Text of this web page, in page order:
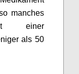
manches
einer
als 50